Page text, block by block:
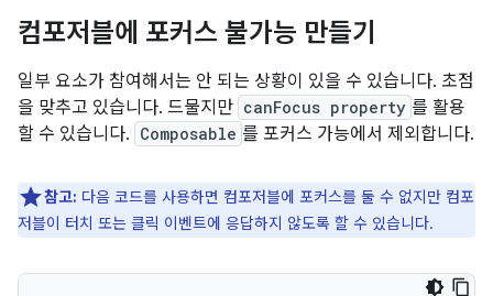
컴포저블에 포커스 불가능 만들기
일부 요소가 참여해서는 안 되는 상황이 있을 수 있습니다. 초점
을 맞추고 있습니다. 드물지만 canFocus property 를 활용
할 수 있습니다. Composable 를 포커스 가능에서 제외합니다.
참고: 다음 코드를 사용하면 컴포저블에 포커스를 둘 수 없지만 컴포
저블이 터치 또는 클릭 이벤트에 응답하지 않도록 할 수 있습니다.